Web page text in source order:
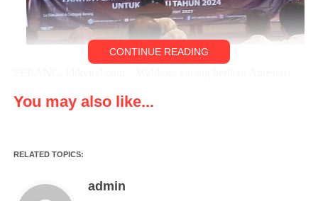
Pemilu tahun 2024, pada Pelantikan dan pengambilan sumpah
Rabu (4/1/2022),
H. Syafrudin Walikota Serang mengatakan kepada awak media
CONTINUE READING
You may also like...
RELATED TOPICS:
admin